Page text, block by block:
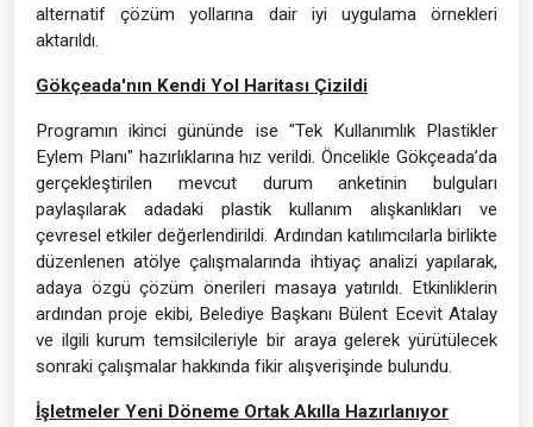
alternatif çözüm yollarına dair iyi uygulama örnekleri
aktarıldı.
Gökçeada'nın Kendi Yol Haritası Çizildi
Programın ikinci gününde ise "Tek Kullanımlık Plastikler
Eylem Planı" hazırlıklarına hız verildi. Öncelikle Gökçeada’da
gerçekleştirilen mevcut durum anketinin bulguları
paylaşılarak adadaki plastik kullanım alışkanlıkları ve
çevresel etkiler değerlendirildi. Ardından katılımcılarla birlikte
düzenlenen atölye çalışmalarında ihtiyaç analizi yapılarak,
adaya özgü çözüm önerileri masaya yatırıldı. Etkinliklerin
ardından proje ekibi, Belediye Başkanı Bülent Ecevit Atalay
ve ilgili kurum temsilcileriyle bir araya gelerek yürütülecek
sonraki çalışmalar hakkında fikir alışverişinde bulundu.
İşletmeler Yeni Döneme Ortak Akılla Hazırlanıyor